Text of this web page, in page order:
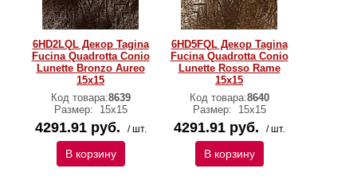
6HD2LQL Декор Tagina
Fucina Quadrotta Conio
Lunette Bronzo Aureo
15x15
Код товара:8639
Размер:
15x15
4291.91 руб. / шт.
В корзину
6HD5FQL Декор Tagina
Fucina Quadrotta Conio
Lunette Rosso Rame
15x15
Код товара:8640
Размер:
15x15
4291.91 руб. / шт.
В корзину